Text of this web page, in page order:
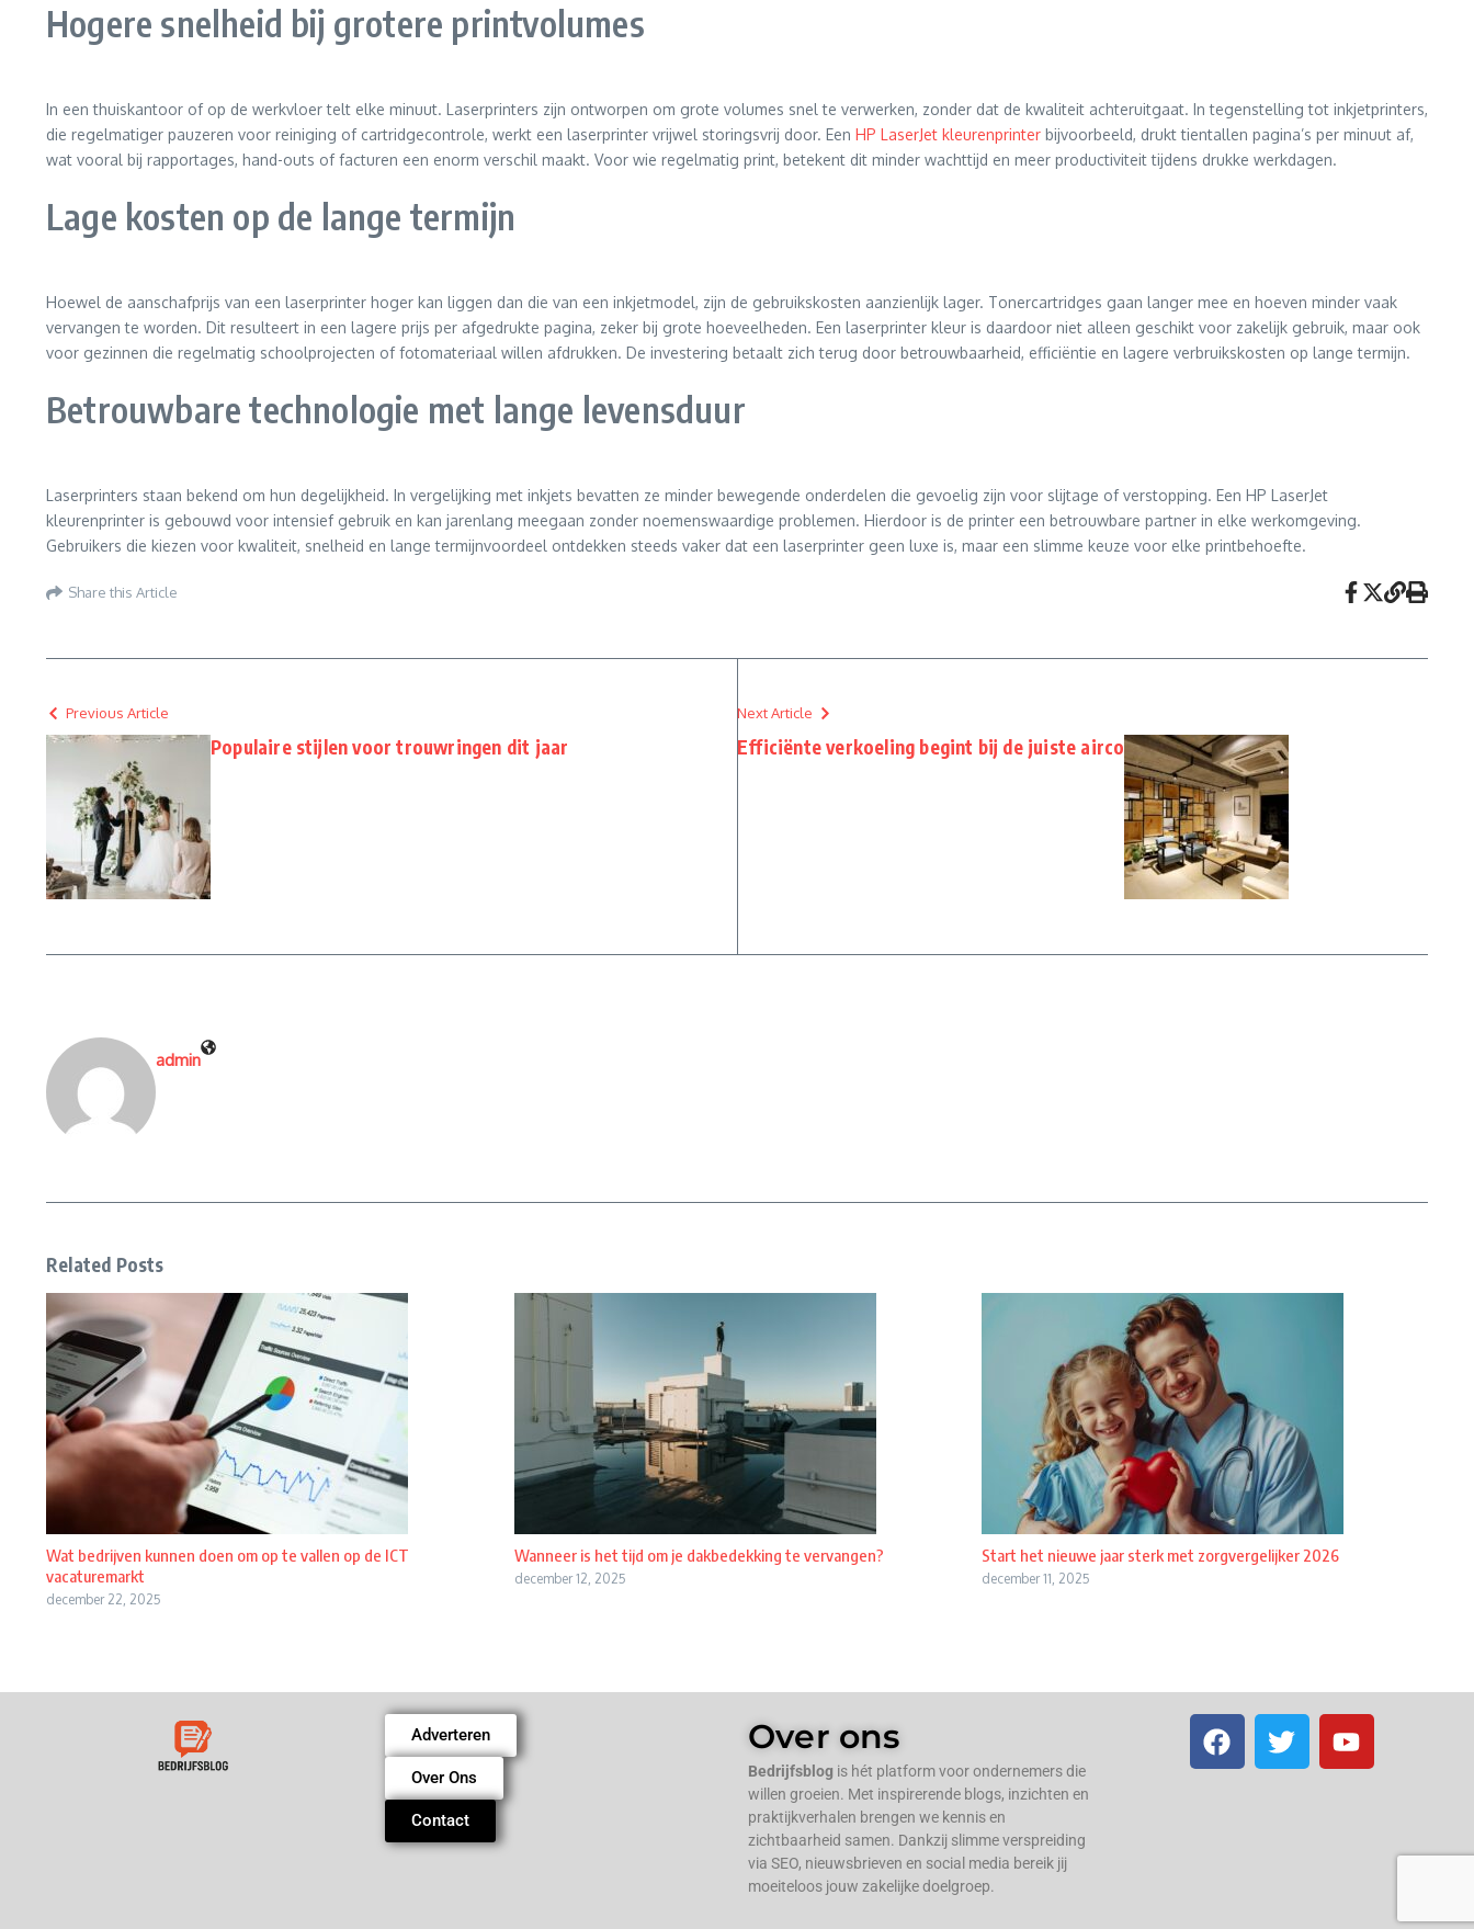
Hogere snelheid bij grotere printvolumes
In een thuiskantoor of op de werkvloer telt elke minuut. Laserprinters zijn ontworpen om grote volumes snel te verwerken, zonder dat de kwaliteit achteruitgaat. In tegenstelling tot inkjetprinters,
die regelmatiger pauzeren voor reiniging of cartridgecontrole, werkt een laserprinter vrijwel storingsvrij door. Een HP LaserJet kleurenprinter bijvoorbeeld, drukt tientallen pagina’s per minuut af,
wat vooral bij rapportages, hand-outs of facturen een enorm verschil maakt. Voor wie regelmatig print, betekent dit minder wachttijd en meer productiviteit tijdens drukke werkdagen.
Lage kosten op de lange termijn
Hoewel de aanschafprijs van een laserprinter hoger kan liggen dan die van een inkjetmodel, zijn de gebruikskosten aanzienlijk lager. Tonercartridges gaan langer mee en hoeven minder vaak
vervangen te worden. Dit resulteert in een lagere prijs per afgedrukte pagina, zeker bij grote hoeveelheden. Een laserprinter kleur is daardoor niet alleen geschikt voor zakelijk gebruik, maar ook
voor gezinnen die regelmatig schoolprojecten of fotomateriaal willen afdrukken. De investering betaalt zich terug door betrouwbaarheid, efficiëntie en lagere verbruikskosten op lange termijn.
Betrouwbare technologie met lange levensduur
Laserprinters staan bekend om hun degelijkheid. In vergelijking met inkjets bevatten ze minder bewegende onderdelen die gevoelig zijn voor slijtage of verstopping. Een HP LaserJet
kleurenprinter is gebouwd voor intensief gebruik en kan jarenlang meegaan zonder noemenswaardige problemen. Hierdoor is de printer een betrouwbare partner in elke werkomgeving.
Gebruikers die kiezen voor kwaliteit, snelheid en lange termijnvoordeel ontdekken steeds vaker dat een laserprinter geen luxe is, maar een slimme keuze voor elke printbehoefte.
Share this Article
Previous Article
Populaire stijlen voor trouwringen dit jaar
Next Article
Efficiënte verkoeling begint bij de juiste airco
admin
Related Posts
Wat bedrijven kunnen doen om op te vallen op de ICT
vacaturemarkt
december 22, 2025
Wanneer is het tijd om je dakbedekking te vervangen?
december 12, 2025
Start het nieuwe jaar sterk met zorgvergelijker 2026
december 11, 2025
Adverteren
Over Ons
Contact
Over ons
Bedrijfsblog is hét platform voor ondernemers die
willen groeien. Met inspirerende blogs, inzichten en
praktijkverhalen brengen we kennis en
zichtbaarheid samen. Dankzij slimme verspreiding
via SEO, nieuwsbrieven en social media bereik jij
moeiteloos jouw zakelijke doelgroep.